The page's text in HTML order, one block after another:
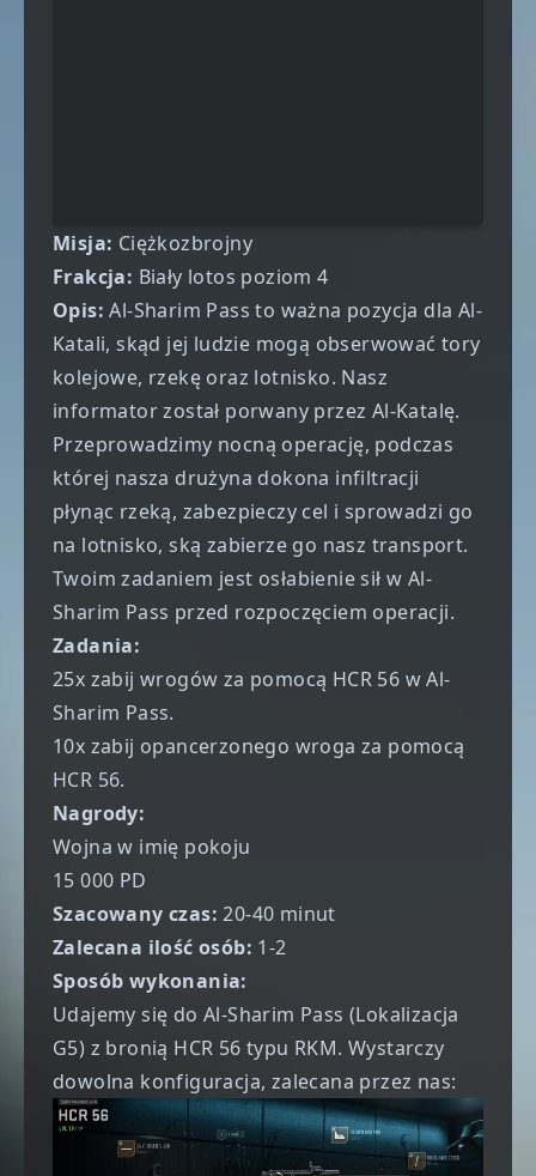
Misja: Ciężkozbrojny
Frakcja: Biały lotos poziom 4
Opis:Al-Sharim Pass to ważna pozycja dla Al-
Katali, skąd jej ludzie mogą obserwować tory
kolejowe, rzekę oraz lotnisko. Nasz
informator został porwany przez Al-Katalę.
Przeprowadzimy nocną operację, podczas
której nasza drużyna dokona infiltracji
płynąc rzeką, zabezpieczy cel i sprowadzi go
na lotnisko, ską zabierze go nasz transport.
Twoim zadaniem jest osłabienie sił w Al-
Sharim Pass przed rozpoczęciem operacji.
Zadania:
25x zabij wrogów za pomocą HCR 56 w Al-
Sharim Pass.
10x zabij opancerzonego wroga za pomocą
HCR 56.
Nagrody:
Wojna w imię pokoju
15 000 PD
Szacowany czas:20-40 minut
Zalecana ilość osób: 1-2
Sposób wykonania:
Udajemy się do Al-Sharim Pass (Lokalizacja
G5) z bronią HCR 56 typu RKM. Wystarczy
dowolna konfiguracja, zalecana przez nas: